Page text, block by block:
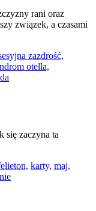
rani oraz
związek, a czasami
zazdrość,
otella,
się zaczyna ta
karty, maj,